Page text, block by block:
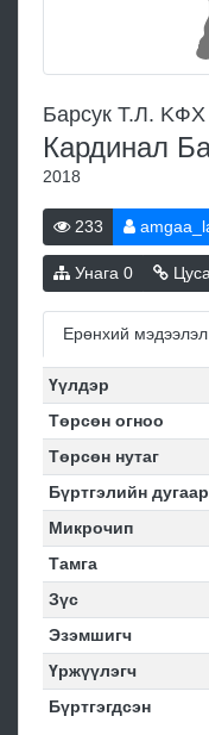
Бapcук T.Л. KФХ
Кардинал
2018
233
Унага 0
Ерөнхий мэдээлэл
Үүлдэр
Төрсөн огноо
Төрсөн нутаг
Бүртгэлийн дугаар
Микрочип
Тамга
Зүс
Эзэмшигч
Үржүүлэгч
Бүртгэгдсэн